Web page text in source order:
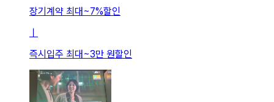
장기계약 최대 ~7%할인
즉시입주 최대 ~3만 원할인